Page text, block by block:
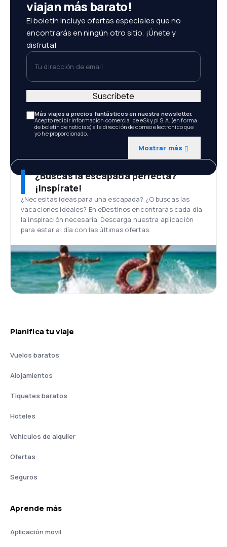
viajan más barato!
El boletín incluye ofertas especiales que no
encontrarás en ningún otro sitio. ¡Únete y
disfruta!
Tu dirección de email
Más viajes a precios fantásticos en nuestra newsletter.
Acepto recibir información comercial de eSky.pl S.A. (en forma
de boletín de noticias) a la dirección de correo electrónico que
yo he proporcionado.
Mostrar más
Suscríbete
¿Buscas la escapada perfecta?
¡Inspírate!
¿Necesitas ideas para una escapada? ¿O buscas las
vacaciones ideales? En eDestinos encontrarás cada día
la inspiración necesaria. Descarga nuestra aplicación
para estar al día con las últimas ofertas.
Planifica tu viaje
Vuelos baratos
Alojamientos
Tiquetes baratos
Hoteles
Vehículos de alquiler
Ofertas
Seguros
Aprende más
Aplicación móvil